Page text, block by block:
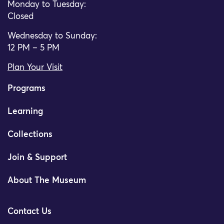
Monday to Tuesday:
Closed
Wednesday to Sunday:
12 PM – 5 PM
Plan Your Visit
Programs
Learning
Collections
Join & Support
About The Museum
Contact Us